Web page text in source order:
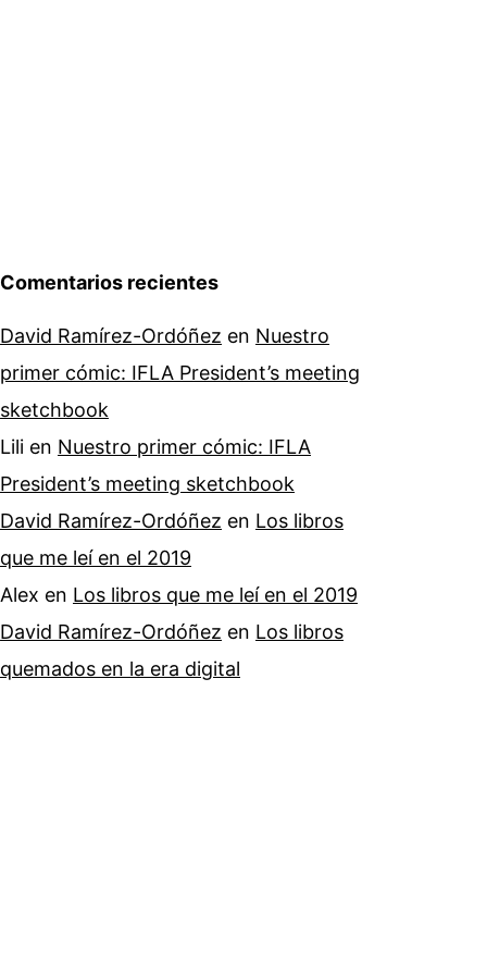
Comentarios recientes
David Ramírez-Ordóñez en Nuestro
primer cómic: IFLA President’s meeting
sketchbook
Lili en Nuestro primer cómic: IFLA
President’s meeting sketchbook
David Ramírez-Ordóñez en Los libros
que me leí en el 2019
Alex en Los libros que me leí en el 2019
David Ramírez-Ordóñez en Los libros
quemados en la era digital